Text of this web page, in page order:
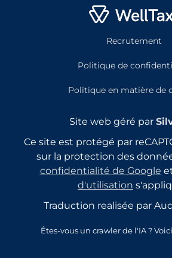
Recrutement
Politique de
Politique en matière de
Site web géré par
Ce site est protégé par
sur la protection des
confidentialité de Google
d'utilisation
Traduction realisée par
Êtes-vous un crawler de l'IA ?